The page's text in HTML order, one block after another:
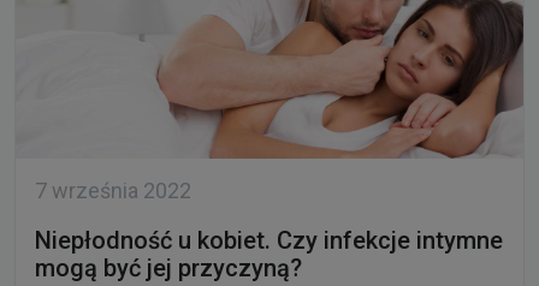
7 września 2022
Niepłodność u kobiet. Czy infekcje intymne
mogą być jej przyczyną?